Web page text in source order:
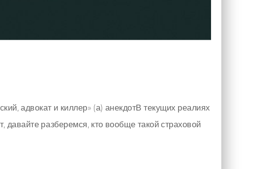
адвокат и киллер» (а) анекдотВ текущих реалиях
давайте разберемся, кто вообще такой страховой